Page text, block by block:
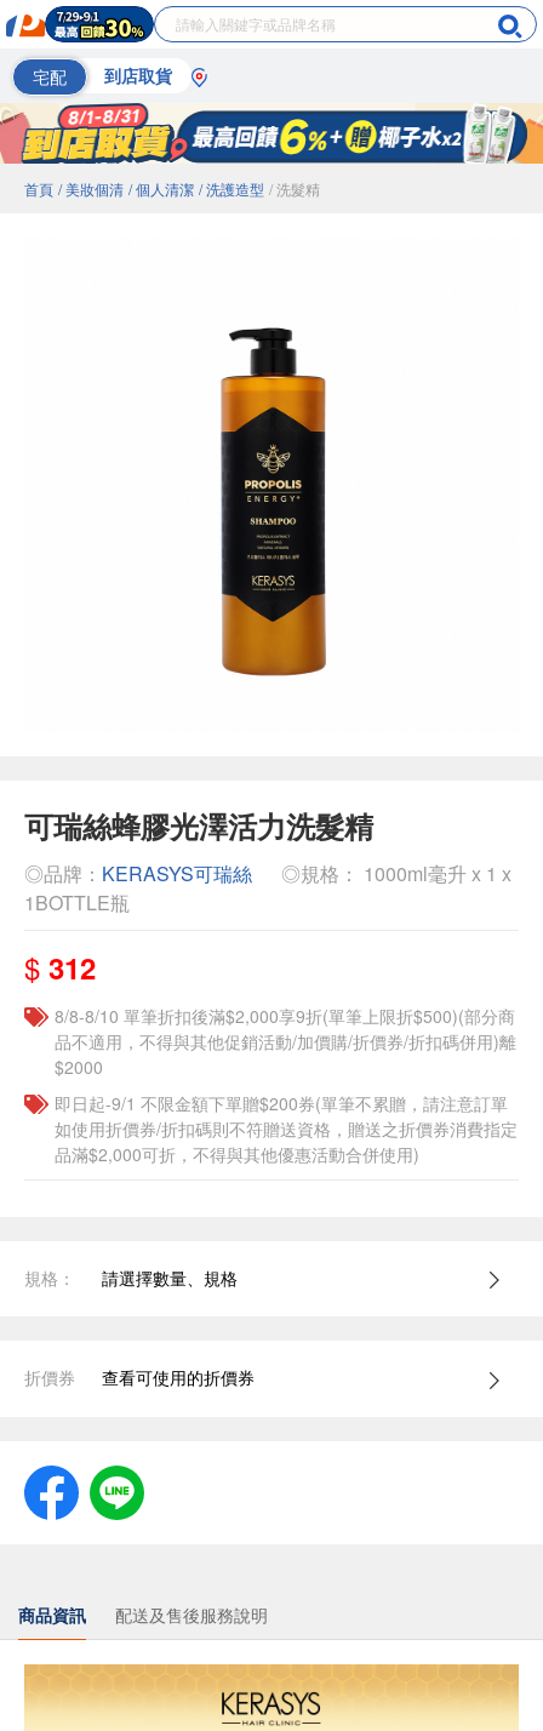
宅配 到店取貨
首頁 / 美妝個清 / 個人清潔 / 洗護造型 / 洗髮精
可瑞絲蜂膠光澤活力洗髮精
◎品牌： KERASYS可瑞絲
◎規格： 1000ml毫升 x 1 x
1BOTTLE瓶
$ 312
8/8-8/10 單筆折扣後滿$2,000享9折(單筆上限折$500)(部分商
品不適用，不得與其他促銷活動/加價購/折價券/折扣碼併用)離
$2000
即日起-9/1 不限金額下單贈$200券(單筆不累贈，請注意訂單
如使用折價券/折扣碼則不符贈送資格，贈送之折價券消費指定
品滿$2,000可折，不得與其他優惠活動合併使用)
規格： 請選擇數量、規格
折價券 查看可使用的折價券
商品資訊 配送及售後服務說明